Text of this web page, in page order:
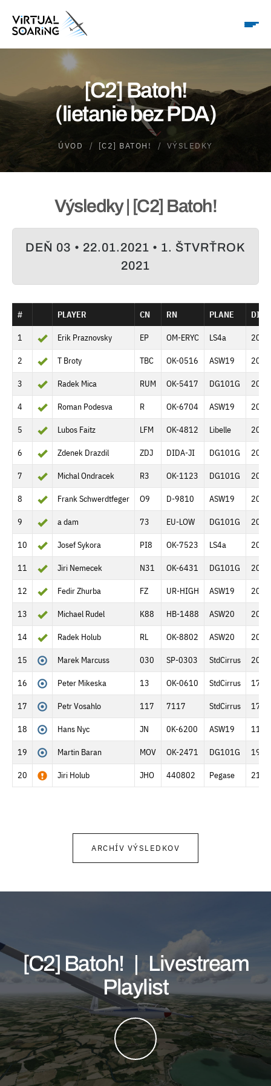
[C2] Batoh!
(lietanie bez PDA)
ÚVOD [C2] BATOH! VÝSLEDKY
Výsledky | [C2] Batoh!
DEŇ 03 • 22.01.2021 • 1. ŠTVRŤROK
2021
# PLAYER CN RN PLANE
1 Erik Praznovsky EP OM-ERYC LS4a
2 T Broty TBC OK-0516 ASW19
3 Radek Mica RUM OK-5417 DG101G
4 Roman Podesva R OK-6704 ASW19
5 Lubos Faitz LFM OK-4812 Libelle
6 Zdenek Drazdil ZDJ DIDA-JI DG101G
7 Michal Ondracek R3 OK-1123 DG101G
8 Frank Schwerdtfeger O9 D-9810 ASW19
9 a dam 73 EU-LOW DG101G
10 Josef Sykora PI8 OK-7523 LS4a
11 Jiri Nemecek N31 OK-6431 DG101G
12 Fedir Zhurba FZ UR-HIGH ASW19
13 Michael Rudel K88 HB-1488 ASW20
14 Radek Holub RL OK-8802 ASW20
15 Marek Marcuss 030 SP-0303 StdCirrus
16 Peter Mikeska 13 OK-0610 StdCirrus 179
17 Petr Vosahlo 117 7117 StdCirrus
18 Hans Nyc JN 0K-6200 ASW19
19 Martin Baran MOV OK-2471 DG101G 19.9
20 Jiri Holub JHO 440802 Pegase 21.2
ARCHÍV VÝSLEDKOV
[C2] Batoh! | Livestream
Playlist